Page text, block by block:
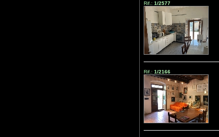
Rif.: 1/2577
Rif.: 1/2166